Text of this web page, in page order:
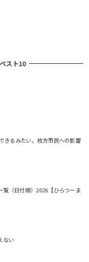
スト10
きるみたい。枚方市民への影響
覧（日付順）2026【ひらつーま
ない